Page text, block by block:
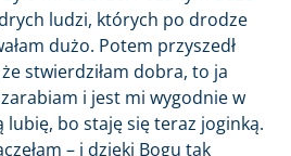
ludzi, których po drodze
dużo. Potem przyszedł
stwierdziłam dobra, to ja
i jest mi wygodnie w
lubię, bo staję się teraz joginką.
– i dzięki Bogu tak